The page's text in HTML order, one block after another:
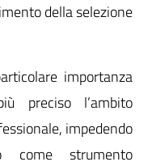
della selezione
importanza
preciso l’ambito
impedendo
come strumento